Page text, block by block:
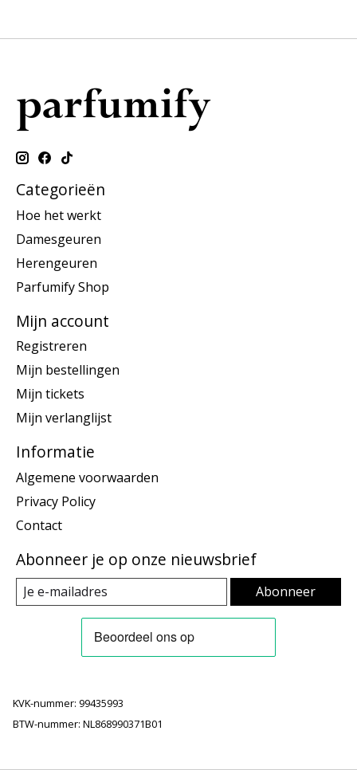
Categorieën
Hoe het werkt
Damesgeuren
Herengeuren
Parfumify Shop
Mijn account
Registreren
Mijn bestellingen
Mijn tickets
Mijn verlanglijst
Informatie
Algemene voorwaarden
Privacy Policy
Contact
Abonneer je op onze nieuwsbrief
Abonneer
KVK-nummer: 99435993
BTW-nummer: NL868990371B01